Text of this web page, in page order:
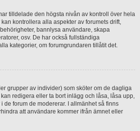
tilldelade den högsta nivån av kontroll över hela
kontrollera alla aspekter av forumets drift,
bannlysa användare, skapa
osv. De har också fullständiga
kategorier, om forumgrundaren tillåtit det.
grupper av individer) som sköter om de dagliga
redigera eller ta bort inlägg och låsa, låsa upp,
de forum de modererar. I allmänhet så finns
att användare kommer ifrån ämnet eller